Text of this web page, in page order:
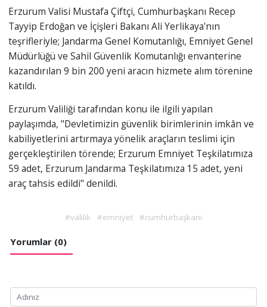
Erzurum Valisi Mustafa Çiftçi, Cumhurbaşkanı Recep
Tayyip Erdoğan ve İçişleri Bakanı Ali Yerlikaya'nın
teşrifleriyle; Jandarma Genel Komutanlığı, Emniyet Genel
Müdürlüğü ve Sahil Güvenlik Komutanlığı envanterine
kazandırılan 9 bin 200 yeni aracın hizmete alım törenine
katıldı.
Erzurum Valiliği tarafından konu ile ilgili yapılan
paylaşımda, "Devletimizin güvenlik birimlerinin imkân ve
kabiliyetlerini artırmaya yönelik araçların teslimi için
gerçekleştirilen törende; Erzurum Emniyet Teşkilatımıza
59 adet, Erzurum Jandarma Teşkilatımıza 15 adet, yeni
araç tahsis edildi" denildi.
#valilik #emniyet #cumhurbaşkani
Yorumlar (0)